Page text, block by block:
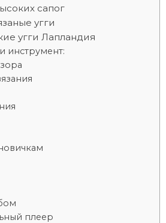
сапог
угги
угги Лапландия
инструмент:
плеер